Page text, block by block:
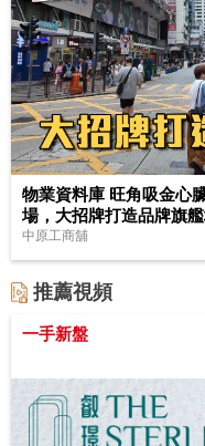
物業資料庫 旺角吸金心
場，大招牌打造品牌旗
中原工商舖
推薦視頻
一手新盤